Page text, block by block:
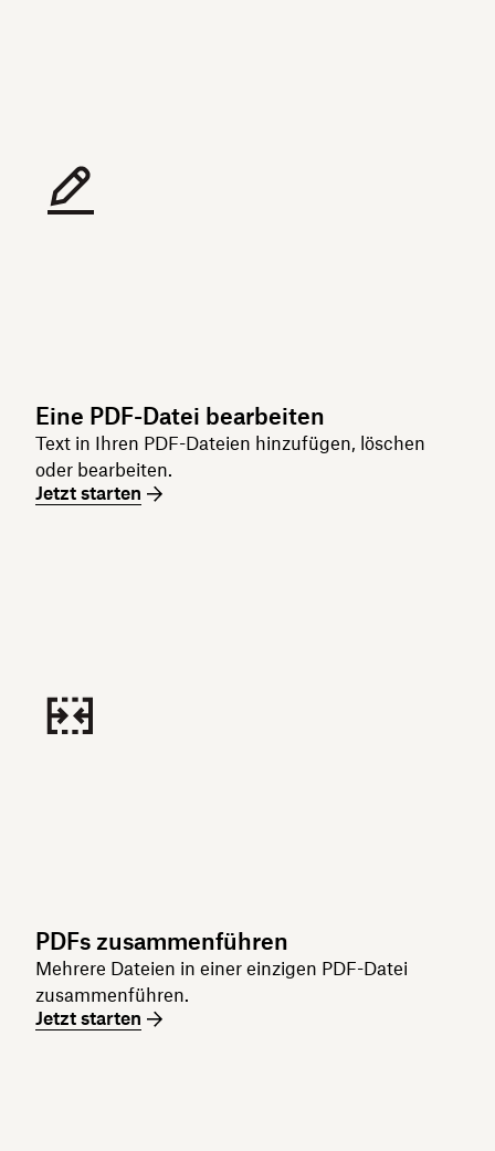
Eine PDF-Datei bearbeiten
Text in Ihren PDF-Dateien hinzufügen, löschen
oder bearbeiten.
Jetzt starten
PDFs zusammenführen
Mehrere Dateien in einer einzigen PDF-Datei
zusammenführen.
Jetzt starten